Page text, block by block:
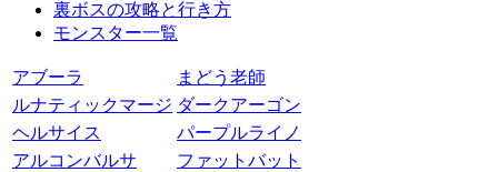
裏ボスの攻略と行き方
モンスター一覧
アブーラ
まどう老師
ルナティックマージ ダークアーゴン
ヘルサイス
パープルライノ
アルコンバルサ
ファットバット